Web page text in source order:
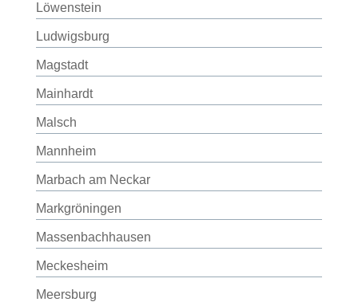
Löwenstein
Ludwigsburg
Magstadt
Mainhardt
Malsch
Mannheim
Marbach am Neckar
Markgröningen
Massenbachhausen
Meckesheim
Meersburg